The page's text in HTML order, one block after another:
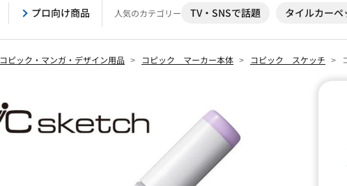
プロ向け商品 人気のカテゴリー TV・SNSで話題 タイルカーペ
コピック・マンガ・デザイン用品 コピック マーカー本体 コピック スケッチ